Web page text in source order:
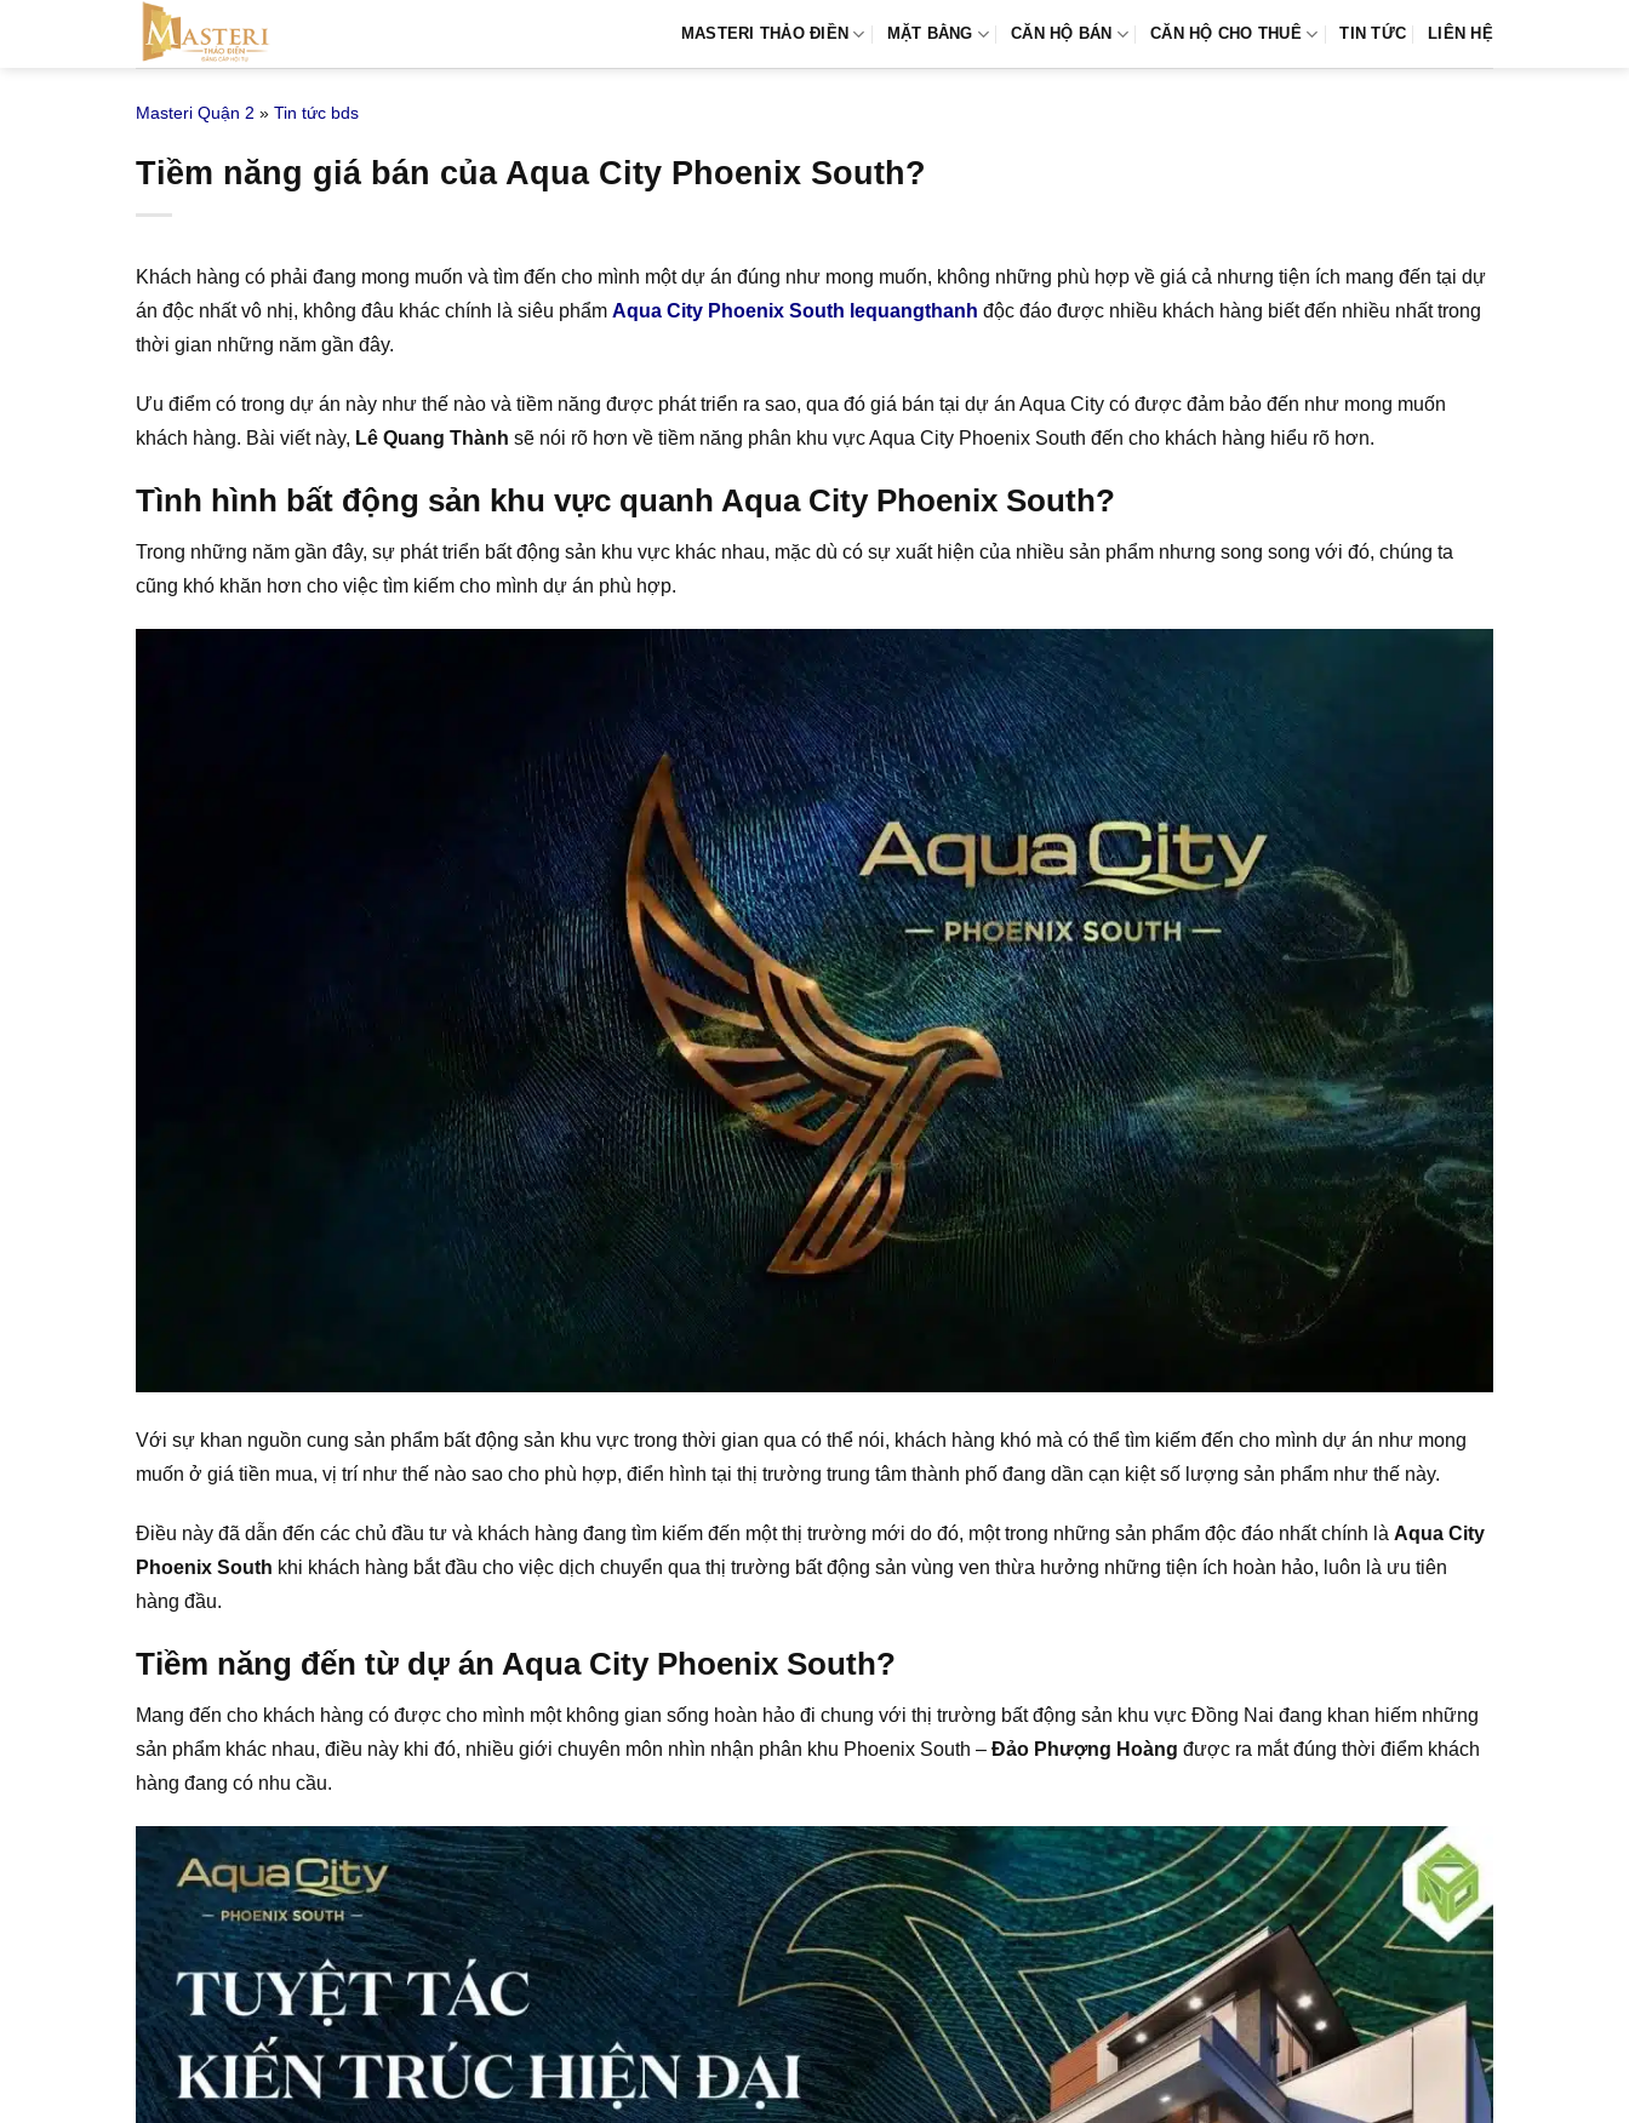
MASTERI THẢO ĐIỀN MẶT BẰNG CĂN HỘ BÁN CĂN HỘ CHO THUÊ TIN TỨC LIÊN HỆ
Masteri Quận 2 » Tin tức bds
Tiềm năng giá bán của Aqua City Phoenix South?
Khách hàng có phải đang mong muốn và tìm đến cho mình một dự án đúng như mong muốn, không những phù hợp về giá cả nhưng tiện ích mang đến tại dự
án độc nhất vô nhị, không đâu khác chính là siêu phẩm Aqua City Phoenix South lequangthanh độc đáo được nhiều khách hàng biết đến nhiều nhất trong
thời gian những năm gần đây.
Ưu điểm có trong dự án này như thế nào và tiềm năng được phát triển ra sao, qua đó giá bán tại dự án Aqua City có được đảm bảo đến như mong muốn
khách hàng. Bài viết này, Lê Quang Thành sẽ nói rõ hơn về tiềm năng phân khu vực Aqua City Phoenix South đến cho khách hàng hiểu rõ hơn.
Tình hình bất động sản khu vực quanh Aqua City Phoenix South?
Trong những năm gần đây, sự phát triển bất động sản khu vực khác nhau, mặc dù có sự xuất hiện của nhiều sản phẩm nhưng song song với đó, chúng ta
cũng khó khăn hơn cho việc tìm kiếm cho mình dự án phù hợp.
Với sự khan nguồn cung sản phẩm bất động sản khu vực trong thời gian qua có thể nói, khách hàng khó mà có thể tìm kiếm đến cho mình dự án như mong
muốn ở giá tiền mua, vị trí như thế nào sao cho phù hợp, điển hình tại thị trường trung tâm thành phố đang dần cạn kiệt số lượng sản phẩm như thế này.
Điều này đã dẫn đến các chủ đầu tư và khách hàng đang tìm kiếm đến một thị trường mới do đó, một trong những sản phẩm độc đáo nhất chính là Aqua City
Phoenix South khi khách hàng bắt đầu cho việc dịch chuyển qua thị trường bất động sản vùng ven thừa hưởng những tiện ích hoàn hảo, luôn là ưu tiên
hàng đầu.
Tiềm năng đến từ dự án Aqua City Phoenix South?
Mang đến cho khách hàng có được cho mình một không gian sống hoàn hảo đi chung với thị trường bất động sản khu vực Đồng Nai đang khan hiếm những
sản phẩm khác nhau, điều này khi đó, nhiều giới chuyên môn nhìn nhận phân khu Phoenix South – Đảo Phượng Hoàng được ra mắt đúng thời điểm khách
hàng đang có nhu cầu.